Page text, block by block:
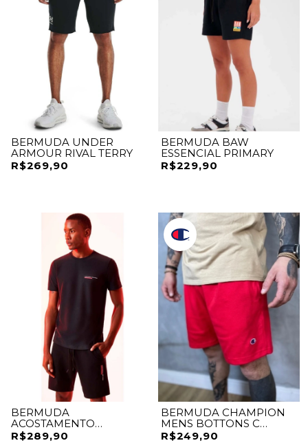
BERMUDA UNDER
ARMOUR RIVAL TERRY
R$269,90
BERMUDA BAW
ESSENCIAL PRIMARY
R$229,90
BERMUDA
ACOSTAMENTO
ELASTANO
R$289,90
BERMUDA CHAMPION
MENS BOTTONS C
PATCH
R$249,90